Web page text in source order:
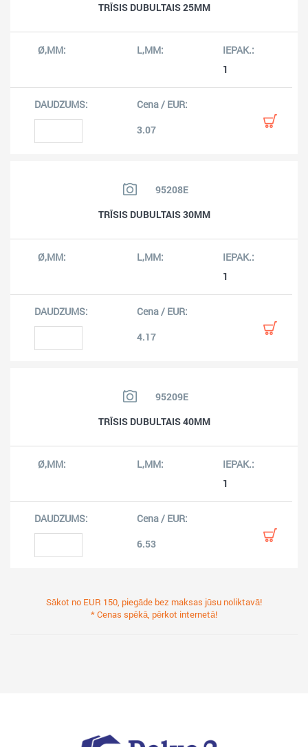
TRĪSIS DUBULTAIS 25MM
1
3.07
95208E
TRĪSIS DUBULTAIS 30MM
1
4.17
95209E
TRĪSIS DUBULTAIS 40MM
1
6.53
Sākot no EUR 150, piegāde bez maksas jūsu noliktavā!
* Cenas spēkā, pērkot internetā!